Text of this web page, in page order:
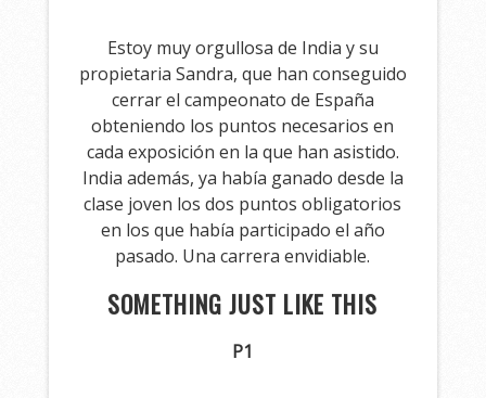
Estoy muy orgullosa de India y su
propietaria Sandra, que han conseguido
cerrar el campeonato de España
obteniendo los puntos necesarios en
cada exposición en la que han asistido.
India además, ya había ganado desde la
clase joven los dos puntos obligatorios
en los que había participado el año
pasado. Una carrera envidiable.
SOMETHING JUST LIKE THIS
P1